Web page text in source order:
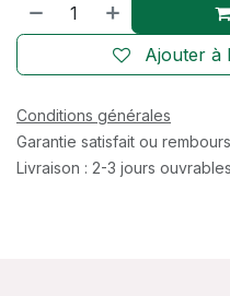
Ajouter à
Conditions générales
Garantie satisfait ou
Livraison : 2-3 jours ouvrables